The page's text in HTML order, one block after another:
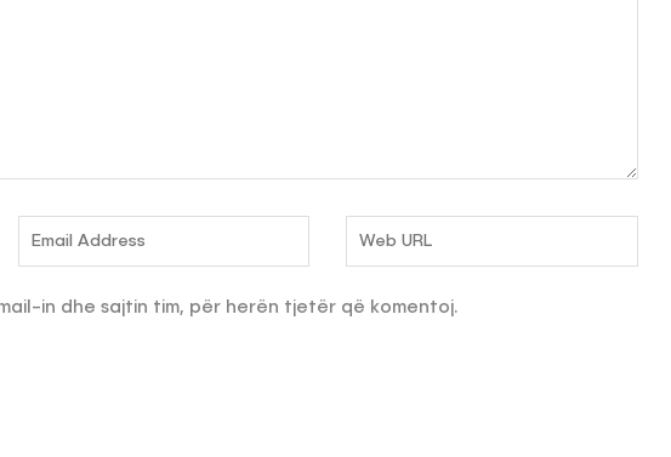
in dhe sajtin tim, për herën tjetër që komentoj.